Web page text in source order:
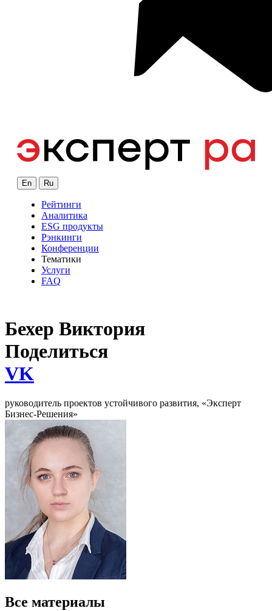
En Ru
Рейтинги
Аналитика
ESG продукты
Рэнкинги
Конференции
Тематики
Услуги
FAQ
Бехер Виктория
Поделиться
VK
руководитель проектов устойчивого развития, «Эксперт
Бизнес-Решения»
Все материалы